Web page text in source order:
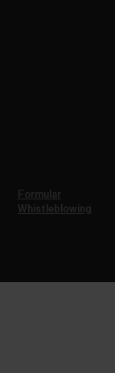
Formular
Whistleblowing